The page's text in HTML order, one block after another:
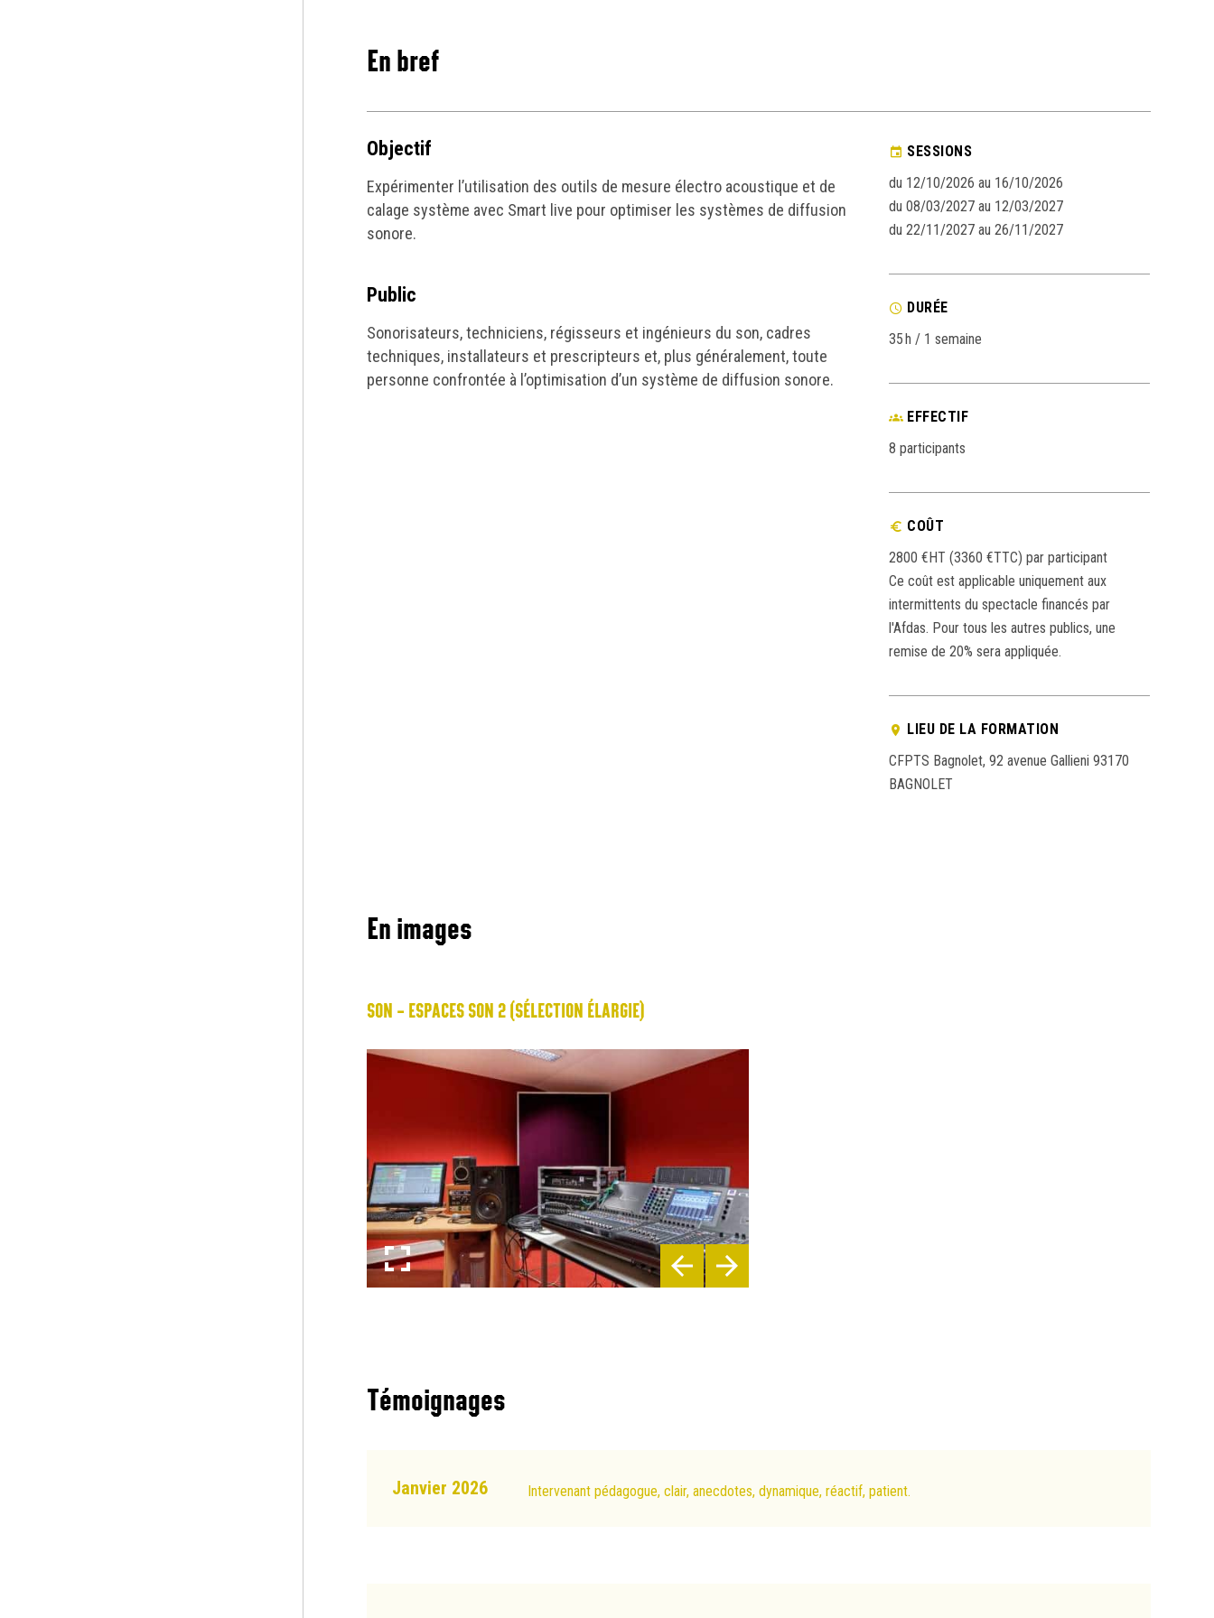
En bref
Objectif
Expérimenter l’utilisation des outils de mesure électro acoustique et de
calage système avec Smart live pour optimiser les systèmes de diffusion
sonore.
Public
Sonorisateurs, techniciens, régisseurs et ingénieurs du son, cadres
techniques, installateurs et prescripteurs et, plus généralement, toute
personne confrontée à l’optimisation d’un système de diffusion sonore.
SESSIONS
du 12/10/2026 au 16/10/2026
du 08/03/2027 au 12/03/2027
du 22/11/2027 au 26/11/2027
DURÉE
35 h / 1 semaine
EFFECTIF
8 participants
COÛT
2800 €HT (3360 €TTC) par participant
Ce coût est applicable uniquement aux
intermittents du spectacle financés par
l'Afdas. Pour tous les autres publics, une
remise de 20% sera appliquée.
LIEU DE LA FORMATION
CFPTS Bagnolet, 92 avenue Gallieni 93170
BAGNOLET
En images
SON – ESPACES SON 2 (SÉLECTION ÉLARGIE)
plein écran
Témoignages
Janvier 2026 Intervenant pédagogue, clair, anecdotes, dynamique, réactif, patient.